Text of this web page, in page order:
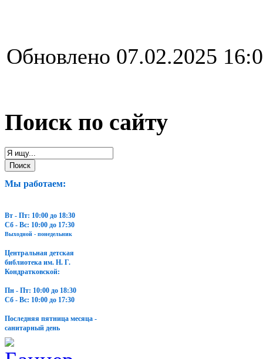
Обновлено 07.02.2025
Поиск по сайту
Мы работаем:
Вт - Пт: 10:00 до 18:30
Сб - Вс: 10:00 до 17:30
Выходной - понедельник
Центральная детская
библиотека им. Н. Г.
Кондратковской:
Пн - Пт: 10:00 до 18:30
Сб - Вс: 10:00 до 17:30
Последняя пятница месяца -
санитарный день